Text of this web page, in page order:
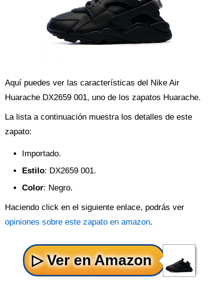
Aquí puedes ver las características del Nike Air
Huarache DX2659 001, uno de los zapatos Huarache.
La lista a continuación muestra los detalles de este
zapato:
Importado.
Estilo: DX2659 001.
Color: Negro.
Haciendo click en el siguiente enlace, podrás ver
opiniones sobre este zapato en amazon.